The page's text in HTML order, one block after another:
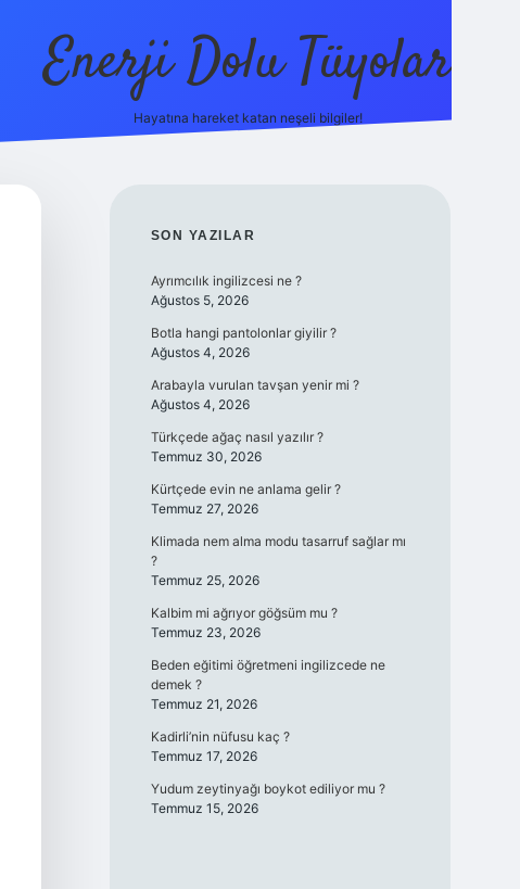
Enerji Dolu Tüyolar
Hayatına hareket katan neşeli bilgiler!
SIDEBAR
SON YAZILAR
Ayrımcılık ingilizcesi ne ?
Ağustos 5, 2026
Botla hangi pantolonlar giyilir ?
Ağustos 4, 2026
Arabayla vurulan tavşan yenir mi ?
Ağustos 4, 2026
Türkçede ağaç nasıl yazılır ?
Temmuz 30, 2026
Kürtçede evin ne anlama gelir ?
Temmuz 27, 2026
Klimada nem alma modu tasarruf sağlar mı
?
Temmuz 25, 2026
Kalbim mi ağrıyor göğsüm mu ?
Temmuz 23, 2026
Beden eğitimi öğretmeni ingilizcede ne
demek ?
Temmuz 21, 2026
Kadirli’nin nüfusu kaç ?
Temmuz 17, 2026
Yudum zeytinyağı boykot ediliyor mu ?
Temmuz 15, 2026